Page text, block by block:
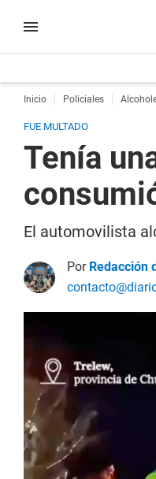
Inicio Policiales
FUE MULTADO
Tenía
El automovilista
Por Redacción